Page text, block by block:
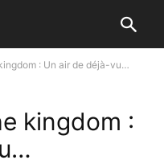
: Un air de déjà-vu…
kingdom :